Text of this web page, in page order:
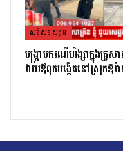
សន្តិសុខសង្គម
បង្ក្រាបករណីហិង្សាក្នុងគ្រួស
វាយឪពុកបង្កើតនៅស្រុកឱ